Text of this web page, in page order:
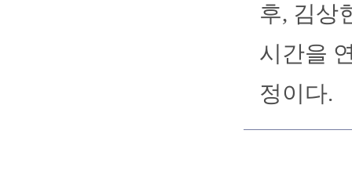
후, 김상
시간을
정이다.